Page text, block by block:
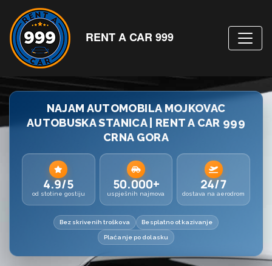
RENT A CAR 999
NAJAM AUTOMOBILA MOJKOVAC
AUTOBUSKA STANICA | RENT A CAR 999
CRNA GORA
4.9/5
od stotine gostiju
50.000+
uspješnih najmova
24/7
dostava na aerodrom
Bez skrivenih troškova Besplatno otkazivanje
Plaćanje po dolasku